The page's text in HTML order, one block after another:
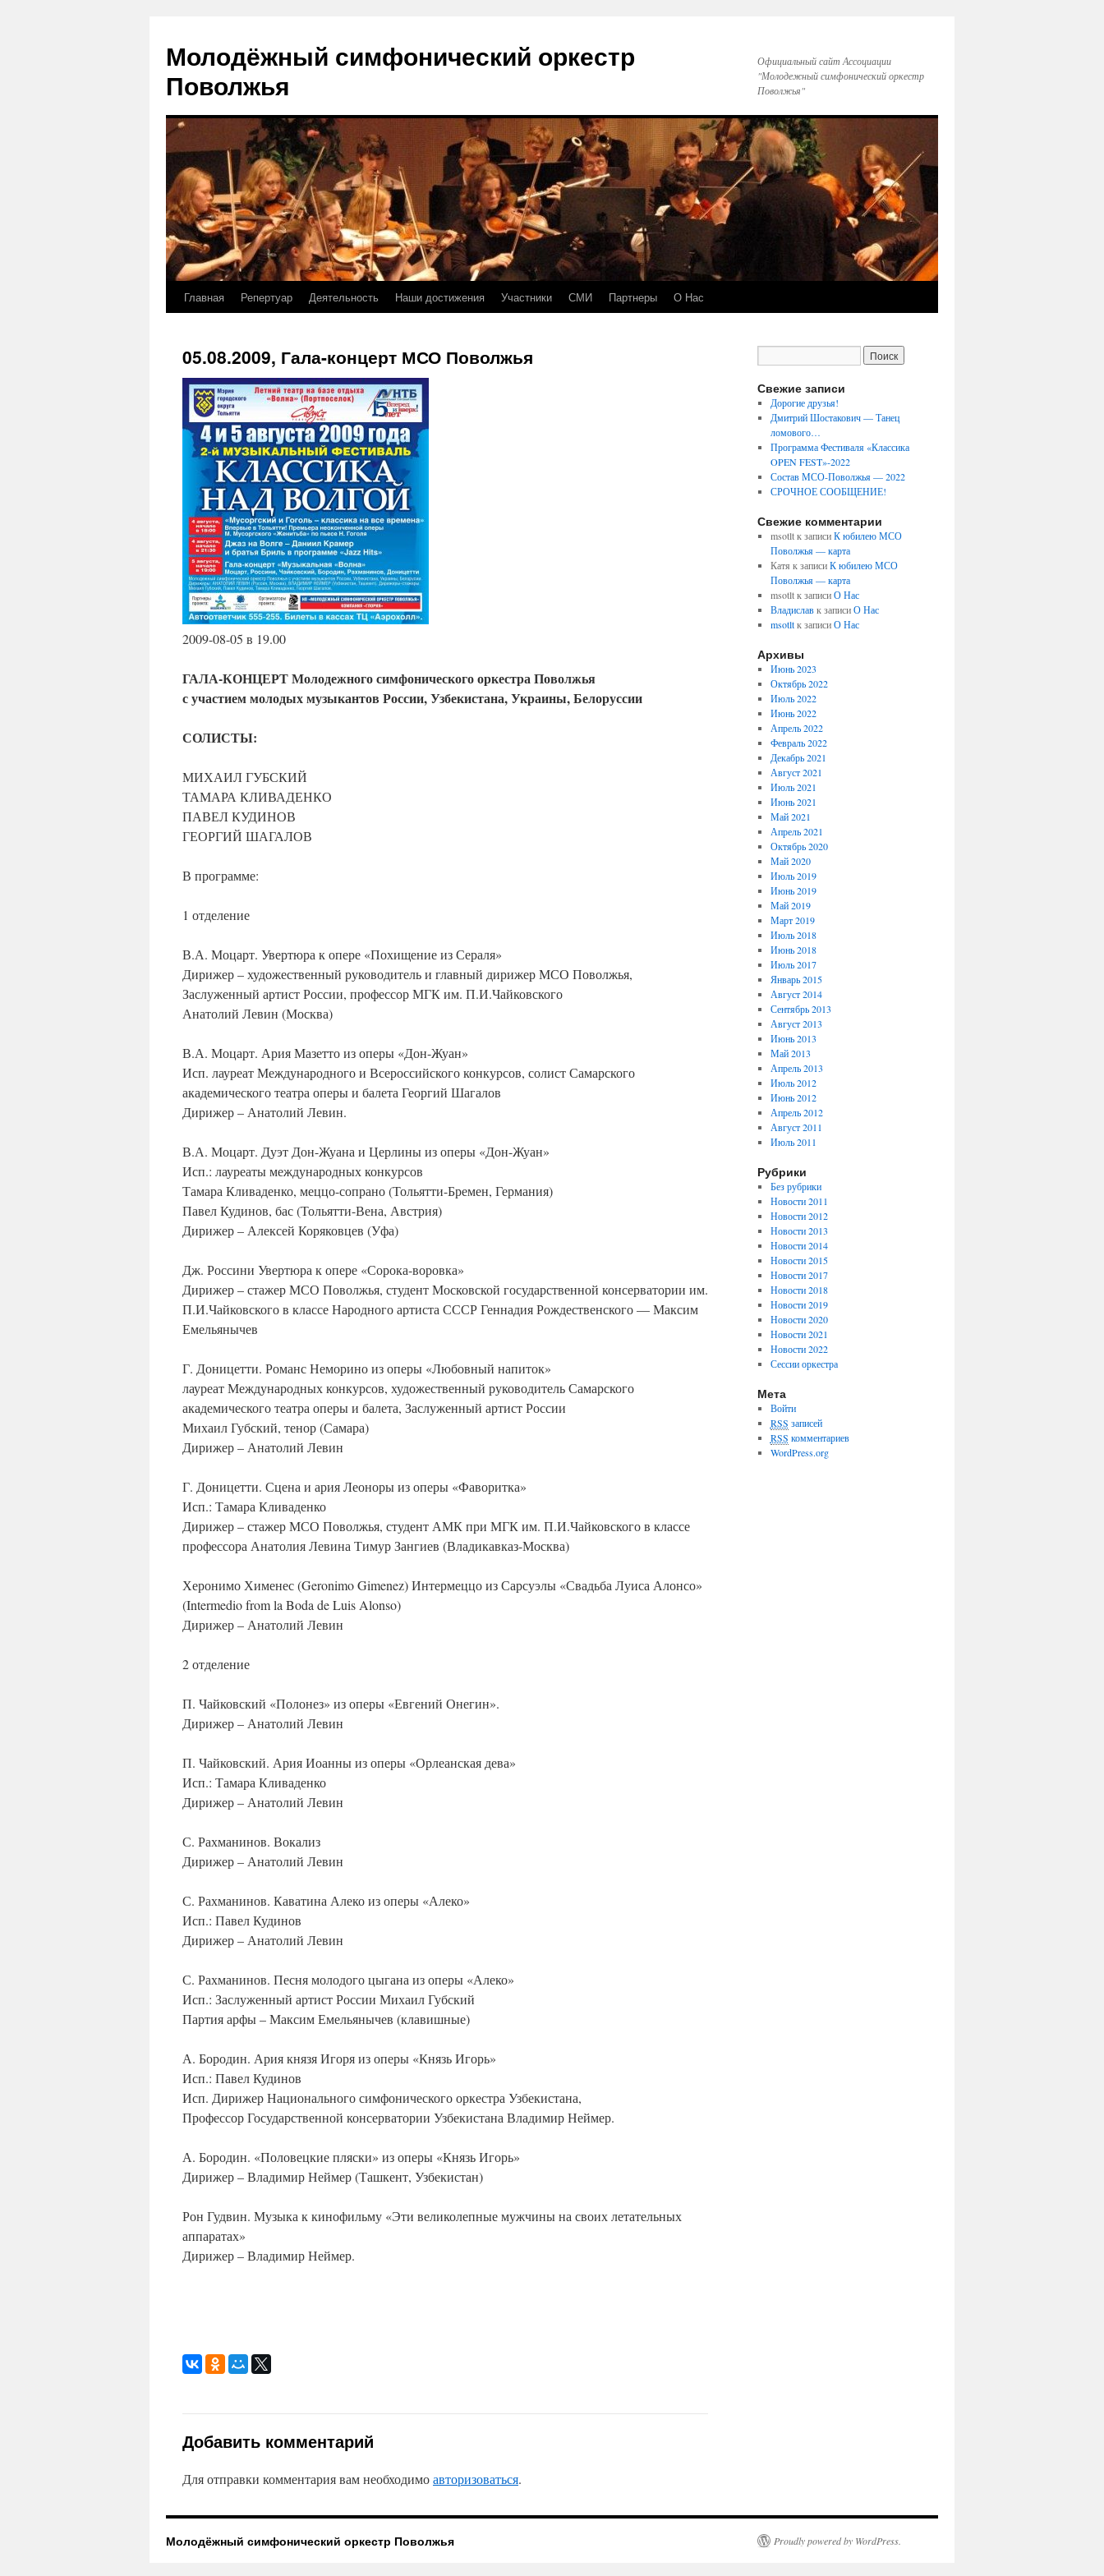
Молодёжный симфонический оркестр
Поволжья
Официальный сайт Ассоциации
"Молодежный симфонический оркестр
Поволжья"
Skip
content
Главная Репертуар Деятельность Наши достижения Участники СМИ Партнеры О Нас
05.08.2009, Гала-концерт МСО Поволжья
2009-08-05 в 19.00
ГАЛА-КОНЦЕРТ Молодежного симфонического оркестра Поволжья
с участием молодых музыкантов России, Узбекистана, Украины, Белоруссии
СОЛИСТЫ:
МИХАИЛ ГУБСКИЙ
ТАМАРА КЛИВАДЕНКО
ПАВЕЛ КУДИНОВ
ГЕОРГИЙ ШАГАЛОВ
В программе:
1 отделение
В.А. Моцарт. Увертюра к опере «Похищение из Сераля»
Дирижер – художественный руководитель и главный дирижер МСО Поволжья,
Заслуженный артист России, профессор МГК им. П.И.Чайковского
Анатолий Левин (Москва)
В.А. Моцарт. Ария Мазетто из оперы «Дон-Жуан»
Исп. лауреат Международного и Всероссийского конкурсов, солист Самарского
академического театра оперы и балета Георгий Шагалов
Дирижер – Анатолий Левин.
В.А. Моцарт. Дуэт Дон-Жуана и Церлины из оперы «Дон-Жуан»
Исп.: лауреаты международных конкурсов
Тамара Кливаденко, меццо-сопрано (Тольятти-Бремен, Германия)
Павел Кудинов, бас (Тольятти-Вена, Австрия)
Дирижер – Алексей Коряковцев (Уфа)
Дж. Россини Увертюра к опере «Сорока-воровка»
Дирижер – стажер МСО Поволжья, студент Московской государственной консерватории им.
П.И.Чайковского в классе Народного артиста СССР Геннадия Рождественского — Максим
Емельянычев
Г. Доницетти. Романс Неморино из оперы «Любовный напиток»
лауреат Международных конкурсов, художественный руководитель Самарского
академического театра оперы и балета, Заслуженный артист России
Михаил Губский, тенор (Самара)
Дирижер – Анатолий Левин
Г. Доницетти. Сцена и ария Леоноры из оперы «Фаворитка»
Исп.: Тамара Кливаденко
Дирижер – стажер МСО Поволжья, студент АМК при МГК им. П.И.Чайковского в классе
профессора Анатолия Левина Тимур Зангиев (Владикавказ-Москва)
Херонимо Хименес (Geronimo Gimenez) Интермеццо из Сарсуэлы «Свадьба Луиса Алонсо»
(Intermedio from la Boda de Luis Alonso)
Дирижер – Анатолий Левин
2 отделение
П. Чайковский «Полонез» из оперы «Евгений Онегин».
Дирижер – Анатолий Левин
П. Чайковский. Ария Иоанны из оперы «Орлеанская дева»
Исп.: Тамара Кливаденко
Дирижер – Анатолий Левин
С. Рахманинов. Вокализ
Дирижер – Анатолий Левин
С. Рахманинов. Каватина Алеко из оперы «Алеко»
Исп.: Павел Кудинов
Дирижер – Анатолий Левин
С. Рахманинов. Песня молодого цыгана из оперы «Алеко»
Исп.: Заслуженный артист России Михаил Губский
Партия арфы – Максим Емельянычев (клавишные)
А. Бородин. Ария князя Игоря из оперы «Князь Игорь»
Исп.: Павел Кудинов
Исп. Дирижер Национального симфонического оркестра Узбекистана,
Профессор Государственной консерватории Узбекистана Владимир Неймер.
А. Бородин. «Половецкие пляски» из оперы «Князь Игорь»
Дирижер – Владимир Неймер (Ташкент, Узбекистан)
Рон Гудвин. Музыка к кинофильму «Эти великолепные мужчины на своих летательных
аппаратах»
Дирижер – Владимир Неймер.
Добавить комментарий
Для отправки комментария вам необходимоавторизоваться.
Свежие записи
Дорогие друзья!
Дмитрий Шостакович — Танец
ломового…
Программа Фестиваля «Классика
OPEN FEST»-2022
Состав МСО-Поволжья — 2022
СРОЧНОЕ СООБЩЕНИЕ!
Свежие комментарии
msotltк записиК юбилею МСО
Поволжья — карта
Катя к записиК юбилею МСО
Поволжья — карта
msotltк записиО Нас
Владиславк записиО Нас
msotltк записиО Нас
Архивы
Июнь 2023
Октябрь 2022
Июль 2022
Июнь 2022
Апрель 2022
Февраль 2022
Декабрь 2021
Август 2021
Июль 2021
Июнь 2021
Май 2021
Апрель 2021
Октябрь 2020
Май 2020
Июль 2019
Июнь 2019
Май 2019
Март 2019
Июль 2018
Июнь 2018
Июль 2017
Январь 2015
Август 2014
Сентябрь 2013
Август 2013
Июнь 2013
Май 2013
Апрель 2013
Июль 2012
Июнь 2012
Апрель 2012
Август 2011
Июль 2011
Рубрики
Без рубрики
Новости 2011
Новости 2012
Новости 2013
Новости 2014
Новости 2015
Новости 2017
Новости 2018
Новости 2019
Новости 2020
Новости 2021
Новости 2022
Сессии оркестра
Мета
Войти
RSS записей
RSS комментариев
WordPress.org
Молодёжный симфонический оркестр Поволжья Proudly powered by WordPress.